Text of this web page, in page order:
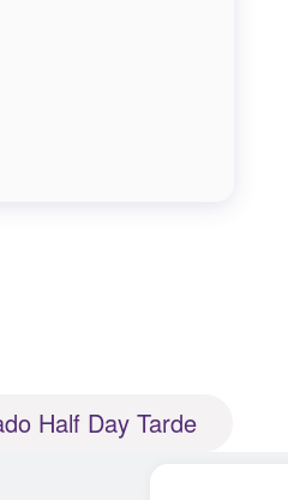
Half Day Tarde